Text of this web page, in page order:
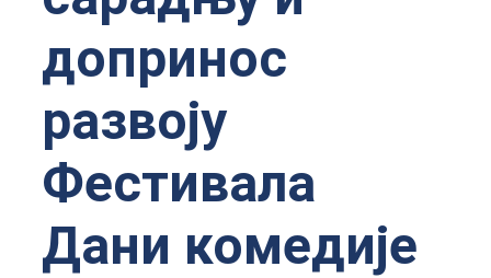
допринос
развоју
Фестивала
Дани комедије